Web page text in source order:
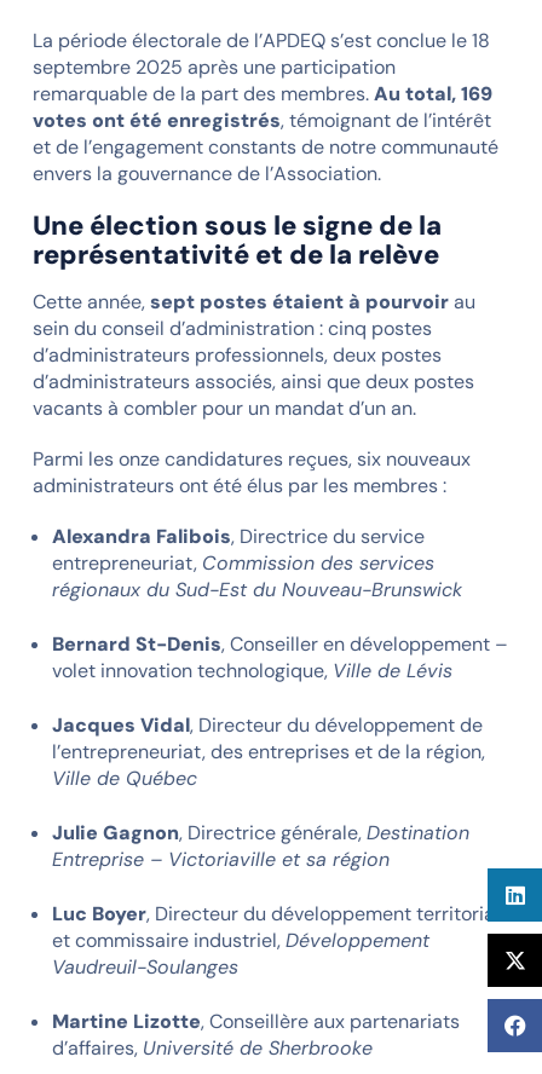
La période électorale de l’APDEQ s’est conclue le 18
septembre 2025 après une participation
remarquable de la part des membres.Au total, 169
votes ont été enregistrés, témoignant de l’intérêt
et de l’engagement constants de notre communauté
envers la gouvernance de l’Association.
Une élection sous le signe de la
représentativité et de la relève
Cette année,sept postes étaient à pourvoirau
sein du conseil d’administration : cinq postes
d’administrateurs professionnels, deux postes
d’administrateurs associés, ainsi que deux postes
vacants à combler pour un mandat d’un an.
Parmi les onze candidatures reçues, six nouveaux
administrateurs ont été élus par les membres :
Alexandra Falibois, Directrice du service
entrepreneuriat, Commission des services
régionaux du Sud-Est du Nouveau-Brunswick
Bernard St-Denis, Conseiller en développement –
volet innovation technologique, Ville de Lévis
Jacques Vidal, Directeur du développement de
l’entrepreneuriat, des entreprises et de la région,
Ville de Québec
Julie Gagnon, Directrice générale,Destination
Entreprise – Victoriaville et sa région
Luc Boyer, Directeur du développement territorial
et commissaire industriel,Développement
Vaudreuil-Soulanges
Martine Lizotte, Conseillère aux partenariats
d’affaires, Université de Sherbrooke